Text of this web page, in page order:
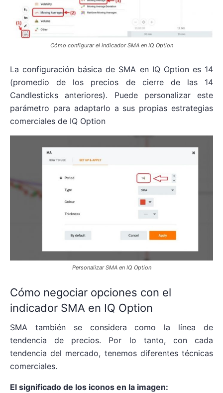
Cómo configurar el indicador SMA en IQ Option
La configuración básica de SMA en IQ Option es 14
(promedio de los precios de cierre de las 14
Candlesticks anteriores). Puede personalizar este
parámetro para adaptarlo a sus propias estrategias
comerciales de IQ Option
Personalizar SMA en IQ Option
Cómo negociar opciones con el
indicador SMA en IQ Option
SMA también se considera como la línea de
tendencia de precios. Por lo tanto, con cada
tendencia del mercado, tenemos diferentes técnicas
comerciales.
El significado de los iconos en la imagen: